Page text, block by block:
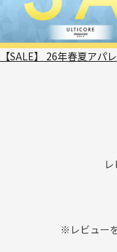
【SALE】 26年春夏アパ
※レビュー